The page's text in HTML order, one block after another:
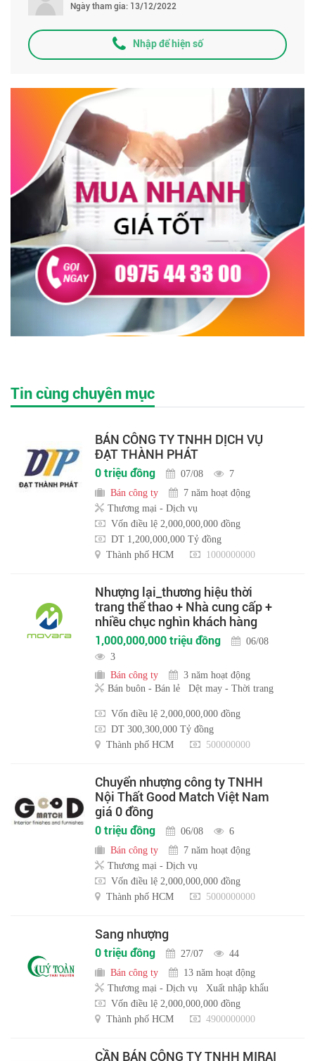
Ngày tham gia: 13/12/2022
Nhập để hiện số
Tin cùng chuyên mục
BÁN CÔNG TY TNHH DỊCH VỤ
ĐẠT THÀNH PHÁT
0 triệu đồng 07/08
7
Bán công ty
7 năm hoạt động
Thương mại - Dịch vụ
Vốn điều lệ 2,000,000,000 đồng
DT 1,200,000,000 Tỷ đồng
Thành phố HCM
1000000000
Nhượng lại_thương hiệu thời
trang thể thao + Nhà cung cấp +
nhiều chục nghìn khách hàng
1,000,000,000 triệu đồng
06/08
3
Bán công ty
3 năm hoạt động
Bán buôn - Bán lẻ
Dệt may - Thời trang
Vốn điều lệ 2,000,000,000 đồng
DT 300,300,000 Tỷ đồng
Thành phố HCM
500000000
Chuyển nhượng công ty TNHH
Nội Thất Good Match Việt Nam
giá 0 đồng
0 triệu đồng 06/08
6
Bán công ty
7 năm hoạt động
Thương mại - Dịch vụ
Vốn điều lệ 2,000,000,000 đồng
Thành phố HCM
5000000000
Sang nhượng
0 triệu đồng 27/07
44
Bán công ty
13 năm hoạt động
Thương mại - Dịch vụ
Xuất nhập khẩu
Vốn điều lệ 2,000,000,000 đồng
Thành phố HCM
4900000000
CẦN BÁN CÔNG TY TNHH MIRAI